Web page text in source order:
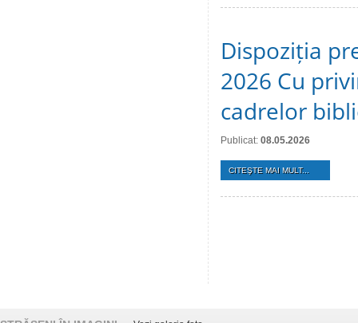
Dispoziția
2026 Cu
cadrelor
Publicat: 08.05.2026
CITEŞTE MAI MULT...